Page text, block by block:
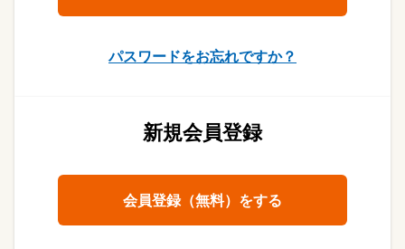
パスワードをお忘れですか？
新規会員登録
会員登録（無料）をする